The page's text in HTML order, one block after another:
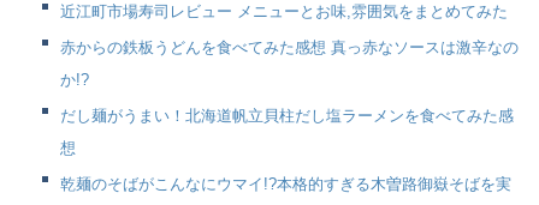
近江町市場寿司レビュー メニューとお味,雰囲気をまとめてみた
赤からの鉄板うどんを食べてみた感想 真っ赤なソースは激辛なの
か!?
だし麺がうまい！北海道帆立貝柱だし塩ラーメンを食べてみた感
想
乾麺のそばがこんなにウマイ!?本格的すぎる木曽路御嶽そばを実